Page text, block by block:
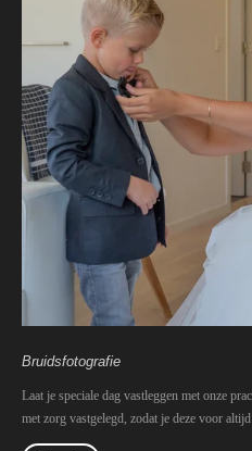
Bruidsfotografie
Laat je speciale dag vastleggen met onze
met zorg vastgelegd, zodat je deze voor altijd